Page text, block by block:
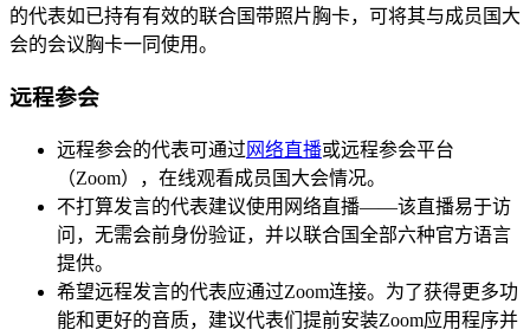
的代表如已持有有效的联合国带照片胸卡，可将其与成员国大
会的会议胸卡一同使用。
远程参会
远程参会的代表可通过 网络直播或远程参会平台
（Zoom），在线观看成员国大会情况。
不打算发言的代表建议使用网络直播——该直播易于访
问，无需会前身份验证，并以联合国全部六种官方语言
提供。
希望远程发言的代表应通过Zoom连接。为了获得更多功
能和更好的音质，建议代表们提前安装Zoom应用程序并